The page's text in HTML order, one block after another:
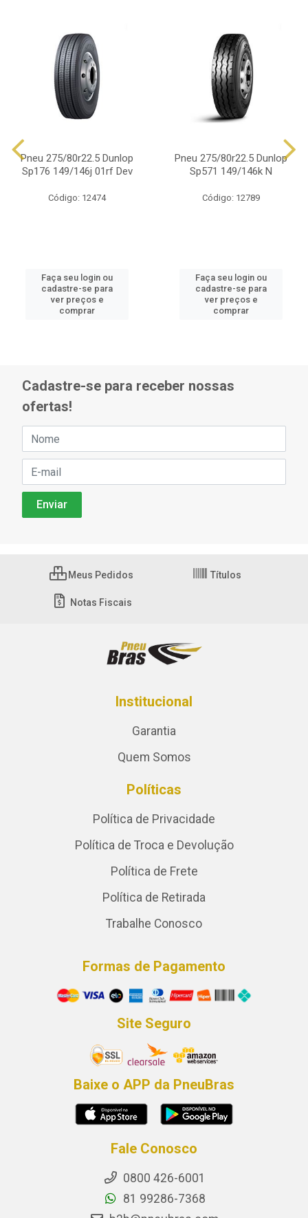
Pneu 275/80r22.5 Dunlop
Sp176 149/146j 01rf Dev
Código: 12474
Faça seu login ou
cadastre-se para
ver preços e
comprar
Pneu 275/80r22.5 Dunlop
Sp571 149/146k N
Código: 12789
Faça seu login ou
cadastre-se para
ver preços e
comprar
Cadastre-se para receber nossas
ofertas!
Meus Pedidos Títulos
Notas Fiscais
Institucional
Garantia
Quem Somos
Políticas
Política de Privacidade
Política de Troca e Devolução
Política de Frete
Política de Retirada
Trabalhe Conosco
Formas de Pagamento
Site Seguro
Baixe o APP da PneuBras
Fale Conosco
0800 426-6001
81 99286-7368